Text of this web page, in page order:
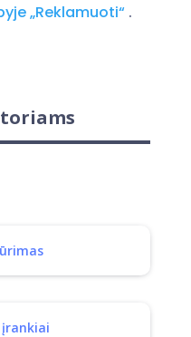
„Reklamuoti“ .
įrankiai